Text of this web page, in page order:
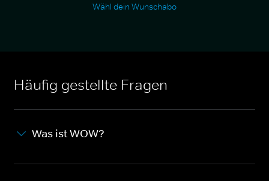
Wähl dein Wunschabo
Häufig gestellte Fragen
Was ist WOW?